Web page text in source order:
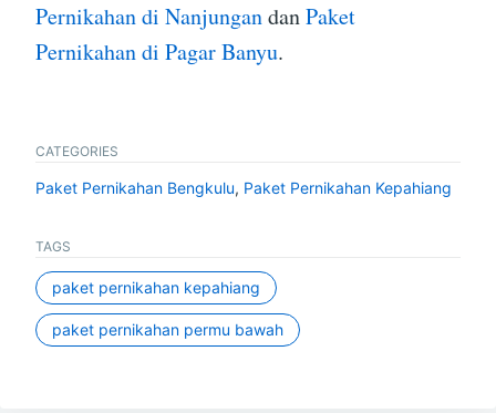
Pernikahan di NanjungandanPaket
Pernikahan di Pagar Banyu.
CATEGORIES
Paket Pernikahan Bengkulu, Paket Pernikahan Kepahiang
TAGS
paket pernikahan kepahiang
paket pernikahan permu bawah